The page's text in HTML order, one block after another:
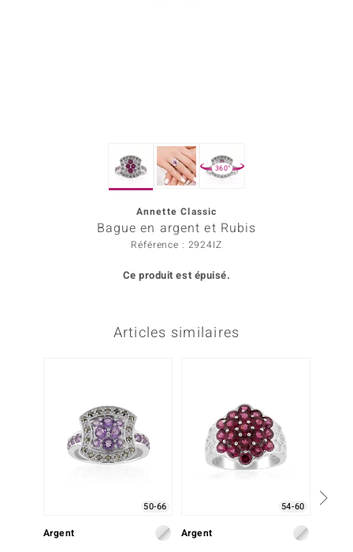
360°
Annette Classic
Bague en argent et Rubis
Référence : 2924IZ
Ce produit est épuisé.
Articles similaires
50-66
Argent
54-60
Argent